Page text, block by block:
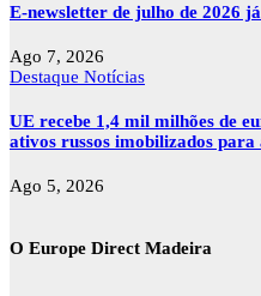
E-newsletter de julho de 2026
Ago 7, 2026
Destaque Notícias
UE recebe 1,4 mil milhões de
ativos russos imobilizados
Ago 5, 2026
O Europe Direct Madeira